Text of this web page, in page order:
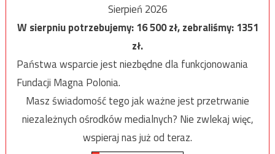
Sierpień 2026
W sierpniu potrzebujemy:16 500zł, zebraliśmy:1351
zł.
Państwa wsparcie jest niezbędne dla funkcjonowania
Fundacji Magna Polonia.
Masz świadomość tego jak ważne jest przetrwanie
niezależnych ośrodków medialnych? Nie zwlekaj więc,
wspieraj nas już od teraz.